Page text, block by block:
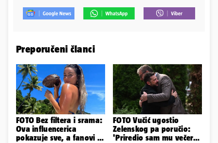
Preporučeni članci
FOTO Bez filtera i srama:
Ova influencerica
pokazuje sve, a fanovi je
FOTO Vučić ugostio
Zelenskog pa poručio:
'Priredio sam mu večeru